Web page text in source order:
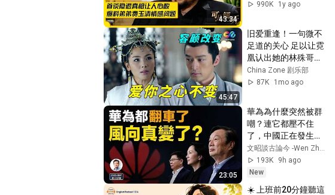
43:34
岁的他如今怎样了？
凡倾听 FULL
990K
1y ago
45:47
旧爱重逢！一句微不
足道的关心 足以让霓
凰认出她的林殊哥哥
[梅长苏&霓凰CUT 01
] | 琅琊榜 Nirvana In
剧乐部】
China Zone 剧乐部
87K
1mo ago
23:05
華為為什麼突然被群
嘲？連它都壓不住
了，中國正在發生什
麼（文昭談古論今
1737期）
文昭談古論今 -Wen Zhao Official
193K
9h ago
New
☀️ 上班前20分鐘聽這